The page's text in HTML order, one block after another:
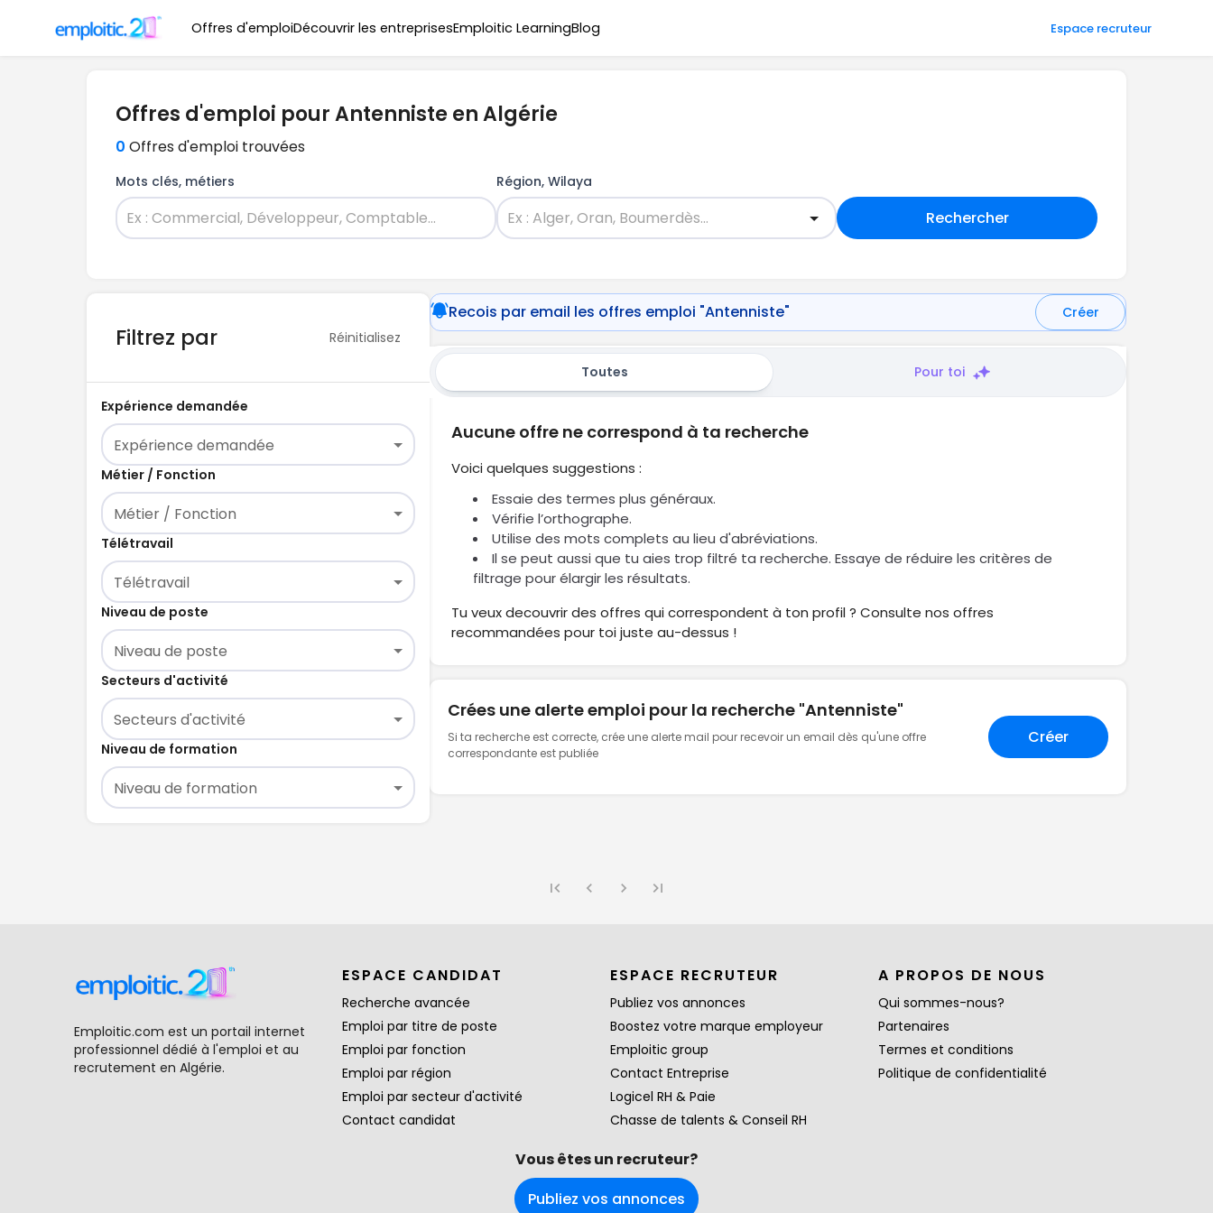
Offres d'emploiDécouvrir les entreprisesEmploitic LearningBlog Espace recruteur
Offres d'emploi pour Antenniste en Algérie
0 Offres d'emploi trouvées
Mots clés, métiers Région, Wilaya
Rechercher
Filtrez par Réinitialisez
Expérience demandée
Expérience demandée
Métier / Fonction
Métier / Fonction
Télétravail
Télétravail
Niveau de poste
Niveau de poste
Secteurs d'activité
Secteurs d'activité
Niveau de formation
Niveau de formation
Recois par email les offres emploi "Antenniste" Créer
Toutes Pour toi
Aucune offre ne correspond à ta recherche
Voici quelques suggestions :
Essaie des termes plus généraux.
Vérifie l’orthographe.
Utilise des mots complets au lieu d'abréviations.
Il se peut aussi que tu aies trop filtré ta recherche. Essaye de réduire les critères de
filtrage pour élargir les résultats.
Tu veux decouvrir des offres qui correspondent à ton profil ? Consulte nos offres
recommandées pour toi juste au-dessus !
Crées une alerte emploi pour la recherche "Antenniste"
Si ta recherche est correcte, crée une alerte mail pour recevoir un email dès qu'une offre
correspondante est publiée
Créer
Emploitic.com est un portail internet
professionnel dédié à l'emploi et au
recrutement en Algérie.
ESPACE CANDIDAT
Recherche avancée
Emploi par titre de poste
Emploi par fonction
Emploi par région
Emploi par secteur d'activité
Contact candidat
ESPACE RECRUTEUR
Publiez vos annonces
Boostez votre marque employeur
Emploitic group
Contact Entreprise
Logicel RH & Paie
Chasse de talents & Conseil RH
A PROPOS DE NOUS
Qui sommes-nous?
Partenaires
Termes et conditions
Politique de confidentialité
Vous êtes un recruteur?
Publiez vos annonces